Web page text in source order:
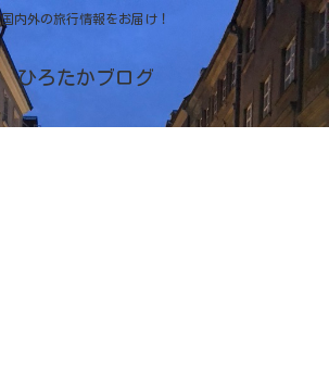
国内外の旅行情報をお届け！
ひろたかブログ